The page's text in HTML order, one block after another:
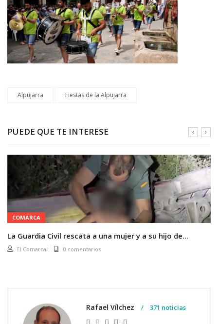
Alpujarra Fiestas de la Alpujarra
PUEDE QUE TE INTERESE
COMARCA
La Guardia Civil rescata a una mujer y a su hijo de...
El Comarcal 0 comentarios
Rafael Vílchez 371 noticias